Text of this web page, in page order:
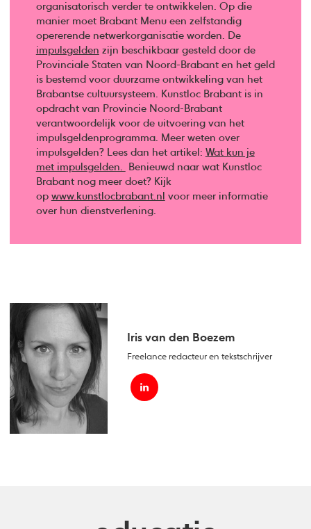
organisatorisch verder te ontwikkelen. Op die
manier moet Brabant Menu een zelfstandig
opererende netwerkorganisatie worden. De
impulsgelden zijn beschikbaar gesteld door de
Provinciale Staten van Noord-Brabant en het geld
is bestemd voor duurzame ontwikkeling van het
Brabantse cultuursysteem. Kunstloc Brabant is in
opdracht van Provincie Noord-Brabant
verantwoordelijk voor de uitvoering van het
impulsgeldenprogramma. Meer weten over
impulsgelden? Lees dan het artikel: Wat kun je
met impulsgelden.
Benieuwd naar wat Kunstloc
Brabant nog meer doet? Kijk
op www.kunstlocbrabant.nl voor meer informatie
over hun dienstverlening.
Iris van den Boezem
Freelance redacteur en tekstschrijver